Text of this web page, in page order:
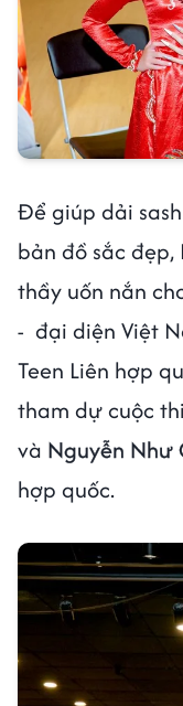
Để giúp dải
bản đồ sắc
thầy uốn nắn
- đại diện Việt
Teen Liên hợp
tham dự cuộc
và Nguyễn Như
hợp quốc.